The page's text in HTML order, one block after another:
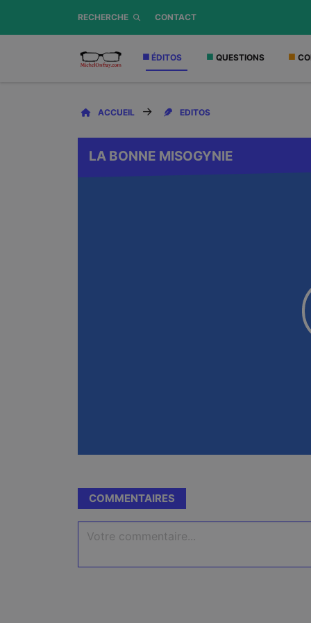
RECHERCHE CONTACT
ÉDITOS QUESTIONS
ACCUEIL EDITOS
LA BONNE MISOGYNIE
COMMENTAIRES
Votre commentaire...